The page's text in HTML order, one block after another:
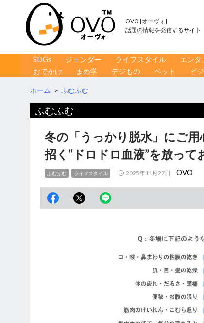
OVO [オーヴォ]
話題の情報を発信するサイト
コンテンツへ移動
SDGs ジェンダー ライフスタイル エンタ
おでかけ
まめ学 デジもの ペット ビ
ホーム > ふむふむ
ふむふむ
冬の「うっかり脱水」にご
招く“ドロドロ血液”を放って
ふむふむ ライフスタイル 2025年11月27日 OVO